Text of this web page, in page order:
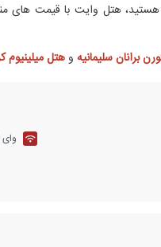
هستید، هتل وایت با قیمت های
برانان سلیمانیه وهتل میلینیوم
وای